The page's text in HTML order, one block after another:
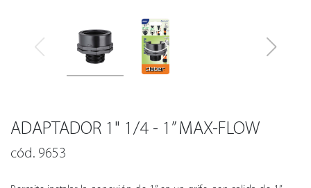
ADAPTADOR 1" 1/4 - 1” MAX-FLOW
cód. 9653